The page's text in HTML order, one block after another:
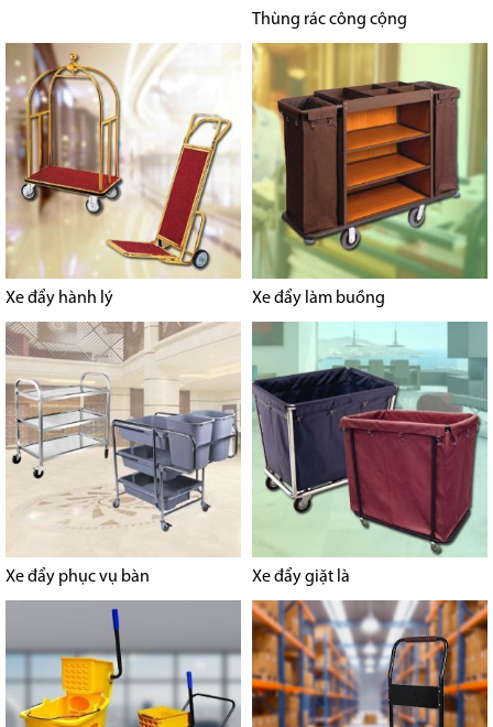
Thùng rác công cộng
Xe đẩy hành lý Xe đẩy làm buồng
Xe đẩy phục vụ bàn Xe đẩy giặt là